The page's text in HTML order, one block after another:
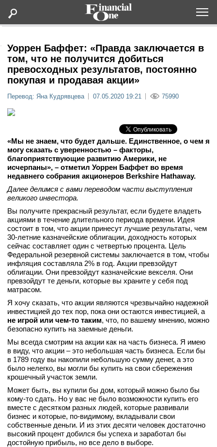
Статьи
Дайджесты
Мероприятия
Новости
Интервью
вконтакте
телеграм
Стать автором
Вход
Уоррен Баффет: «Правда заключается в
том, что не получится добиться
превосходных результатов, постоянно
покупая и продавая акции»
Перевод: Яна Кудрявцева 07.05.2020 19:21 75990
«Мы не знаем, что будет дальше. Единственное, о чем я
могу сказать с уверенностью – факторы,
благоприятствующие развитию Америки, не
исчерпаны», – отметил Уоррен Баффет во время
недавнего собрания акционеров Berkshire Hathaway.
Далее делимся с вами переводом части выступления
великого инвестора.
Вы получите прекрасный результат, если будете владеть
акциями в течение длительного периода времени. Идея
состоит в том, что акции принесут лучшие результаты, чем
30-летние казначейские облигации, доходность которых
сейчас составляет один с четвертью процента. Цель
Федеральной резервной системы заключается в том, чтобы
инфляция составляла 2% в год. Акции превзойдут
облигации. Они превзойдут казначейские векселя. Они
превзойдут те деньги, которые вы храните у себя под
матрасом.
Я хочу сказать, что акции являются чрезвычайно надежной
инвестицией до тех пор, пока они остаются инвестицией, а
не игрой или чем-то таким, что, по вашему мнению, можно
безопасно купить на заемные деньги.
Мы всегда смотрим на акции как на часть бизнеса. Я имею
в виду, что акции – это небольшая часть бизнеса. Если бы
в 1789 году вы накопили небольшую сумму денег, а это
было нелегко, вы могли бы купить на свои сбережения
крошечный участок земли.
Может быть, вы купили бы дом, который можно было бы
кому-то сдать. Но у вас не было возможности купить его
вместе с десятком разных людей, которые развивали
бизнес и которые, по-видимому, вкладывали свои
собственные деньги. И из этих десяти человек достаточно
высокий процент добился бы успеха и заработал бы
достойную прибыль, но все дело в выборе.